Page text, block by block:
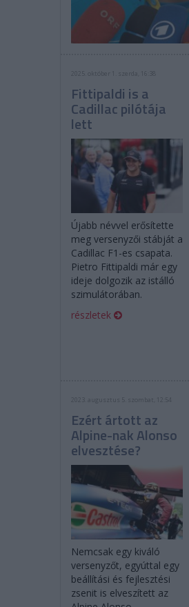
2025. október 1. szerda, 16:38
Fittipaldi is a
Cadillac pilótája
lett
Újabb névvel erősítette
meg versenyzői stábját a
Cadillac F1-es csapata.
Pietro Fittipaldi már egy
ideje dolgozik az istálló
szimulátorában.
részletek
2023. augusztus 5. szombat, 12:54
Ezért ártott az
Alpine-nak Alonso
elvesztése?
Nemcsak egy kiváló
versenyzőt, egyúttal egy
beállítási és fejlesztési
zsenit is elveszített az